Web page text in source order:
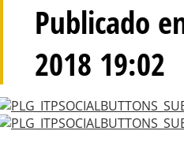
Publicado
2018 19:02